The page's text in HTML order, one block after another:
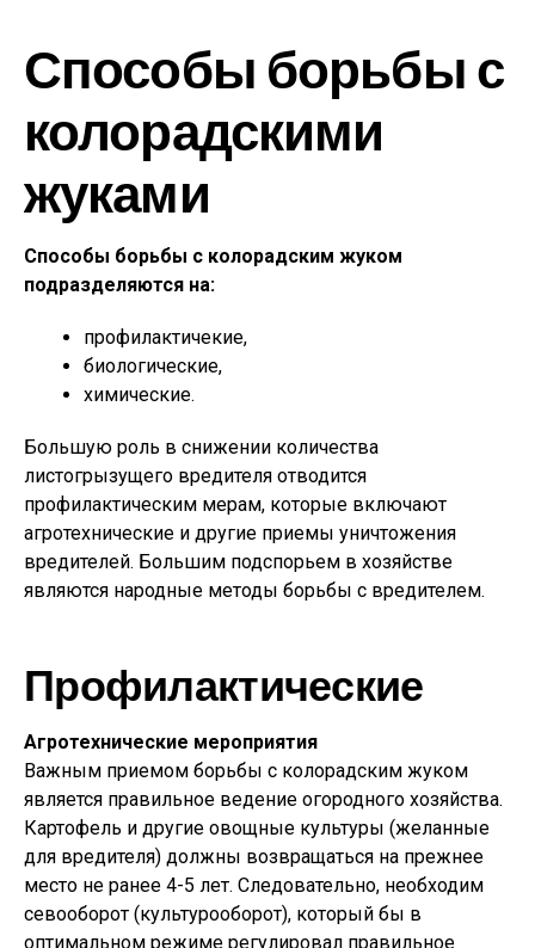
Способы борьбы с
колорадскими
жуками
Способы борьбы с колорадским жуком
подразделяются на:
профилактичекие,
биологические,
химические.
Большую роль в снижении количества
листогрызущего вредителя отводится
профилактическим мерам, которые включают
агротехнические и другие приемы уничтожения
вредителей. Большим подспорьем в хозяйстве
являются народные методы борьбы с вредителем.
Профилактические
Агротехнические мероприятия
Важным приемом борьбы с колорадским жуком
является правильное ведение огородного хозяйства.
Картофель и другие овощные культуры (желанные
для вредителя) должны возвращаться на прежнее
место не ранее 4-5 лет. Следовательно, необходим
севооборот (культурооборот), который бы в
оптимальном режиме регулировал правильное